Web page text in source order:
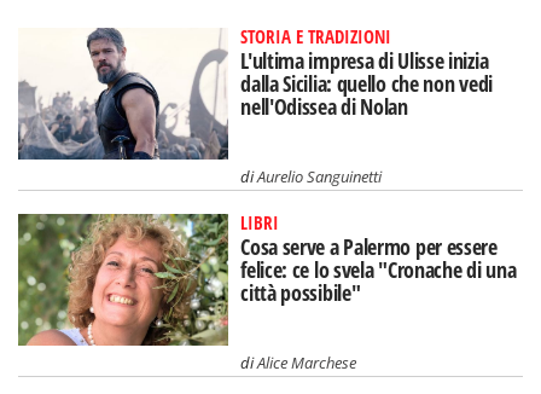
STORIA E TRADIZIONI
L'ultima impresa di Ulisse inizia
dalla Sicilia: quello che non vedi
nell'Odissea di Nolan
diAurelio Sanguinetti
LIBRI
Cosa serve a Palermo per essere
felice: ce lo svela "Cronache di una
città possibile"
diAlice Marchese